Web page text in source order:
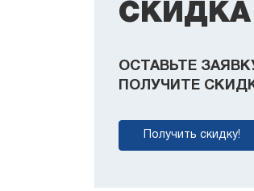
СКИДКА
ОСТАВЬТЕ
ПОЛУЧИТЕ
Получить скидку!